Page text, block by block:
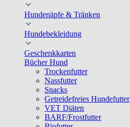
Hundenäpfe & Tränken
Hundebekleidung
Geschenkkarten
Bücher Hund
Trockenfutter
Nassfutter
Snacks
Getreidefreies Hundefutter
VET Diäten
BARF/Frostfutter